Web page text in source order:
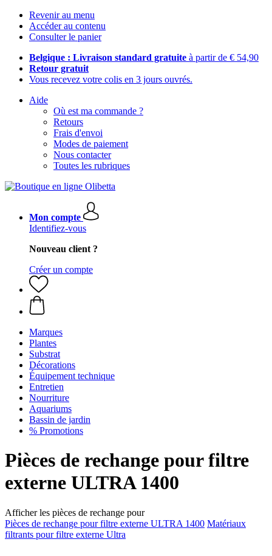
Revenir au menu
Accéder au contenu
Consulter le panier
Belgique : Livraison standard gratuite à partir de € 54,90
Retour gratuit
Vous recevez votre colis en 3 jours ouvrés.
Aide
Où est ma commande ?
Retours
Frais d'envoi
Modes de paiement
Nous contacter
Toutes les rubriques
Mon compte
Identifiez-vous
Nouveau client ?
Créer un compte
Marques
Plantes
Substrat
Décorations
Équipement technique
Entretien
Nourriture
Aquariums
Bassin de jardin
% Promotions
Pièces de rechange pour filtre
externe ULTRA 1400
Afficher les pièces de rechange pour
Pièces de rechange pour filtre externe ULTRA 1400 Matériaux
filtrants pour filtre externe Ultra